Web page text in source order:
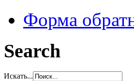
Форма
Search
Искать...